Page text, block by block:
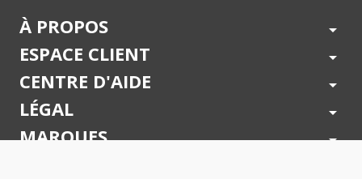
À PROPOS arrow_drop_down
ESPACE CLIENT arrow_drop_down
CENTRE D'AIDE arrow_drop_down
LÉGAL arrow_drop_down
MARQUES arrow_drop_down